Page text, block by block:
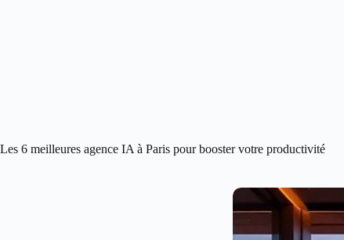
Les 6 meilleures agence IA à Paris pour booster votre productivité